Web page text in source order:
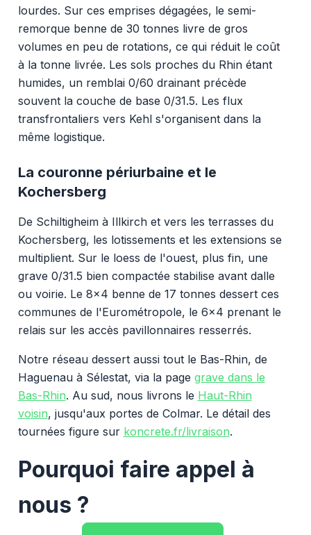
lourdes. Sur ces emprises dégagées, le semi-
remorque benne de 30 tonnes livre de gros
volumes en peu de rotations, ce qui réduit le coût
à la tonne livrée. Les sols proches du Rhin étant
humides, un remblai 0/60 drainant précède
souvent la couche de base 0/31.5. Les flux
transfrontaliers vers Kehl s'organisent dans la
même logistique.
La couronne périurbaine et le
Kochersberg
De Schiltigheim à Illkirch et vers les terrasses du
Kochersberg, les lotissements et les extensions se
multiplient. Sur le loess de l'ouest, plus fin, une
grave 0/31.5 bien compactée stabilise avant dalle
ou voirie. Le 8x4 benne de 17 tonnes dessert ces
communes de l'Eurométropole, le 6x4 prenant le
relais sur les accès pavillonnaires resserrés.
Notre réseau dessert aussi tout le Bas-Rhin, de
Haguenau à Sélestat, via la page grave dans le
Bas-Rhin. Au sud, nous livrons le Haut-Rhin
voisin, jusqu'aux portes de Colmar. Le détail des
tournées figure sur koncrete.fr/livraison.
Pourquoi faire appel à
nous ?